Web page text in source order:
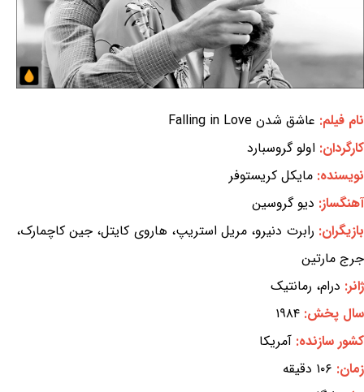
نام فیلم: عاشق شدن Falling in Love
کارگردان: اولو گروسبارد
نویسنده: مایکل کریستوفر
آهنگساز: دیو گروسین
بازیگران: رابرت دنیرو، مریل استریپ، هاروی کایتل، جین کاچمارک،
جرج مارتین
ژانر: درام، رمانتیک
سال پخش: ۱۹۸۴
کشور سازنده: آمریکا
زمان: ۱۰۶ دقیقه